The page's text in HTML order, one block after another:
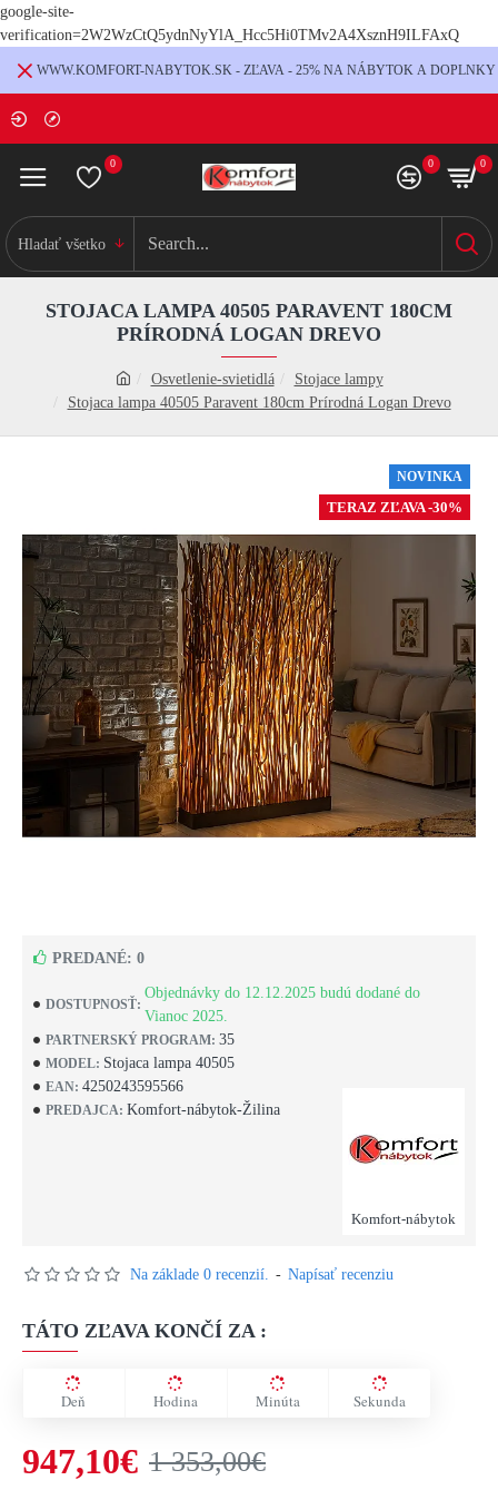
google-site-
verification=2W2WzCtQ5ydnNyYlA_Hcc5Hi0TMv2A4XsznH9ILFAxQ
WWW.KOMFORT-NABYTOK.SK - ZĽAVA - 25% NA NÁBYTOK A DOPLNKY
0 0 0
Hladať všetko
Osvetlenie-svietidlá
Stojace lampy
Stojaca lampa 40505 Paravent 180cm Prírodná Logan Drevo
STOJACA LAMPA 40505 PARAVENT 180CM
PRÍRODNÁ LOGAN DREVO
NOVINKA
TERAZ ZĽAVA -30%
DOSTUPNOSŤ:
Objednávky do 12.12.2025 budú dodané do
Vianoc 2025.
PARTNERSKÝ PROGRAM: 35
MODEL: Stojaca lampa 40505
EAN: 4250243595566
PREDAJCA: Komfort-nábytok-Žilina
Komfort-nábytok
PREDANÉ: 0
Na základe 0 recenzií. - Napísať recenziu
TÁTO ZĽAVA KONČÍ ZA :
Deň Hodina Minúta Sekunda
947,10€ 1 353,00€